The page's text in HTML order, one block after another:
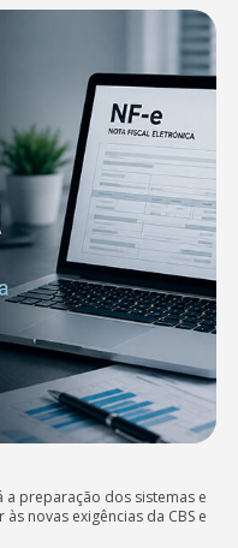
a preparação dos sistemas e
novas exigências da CBS e